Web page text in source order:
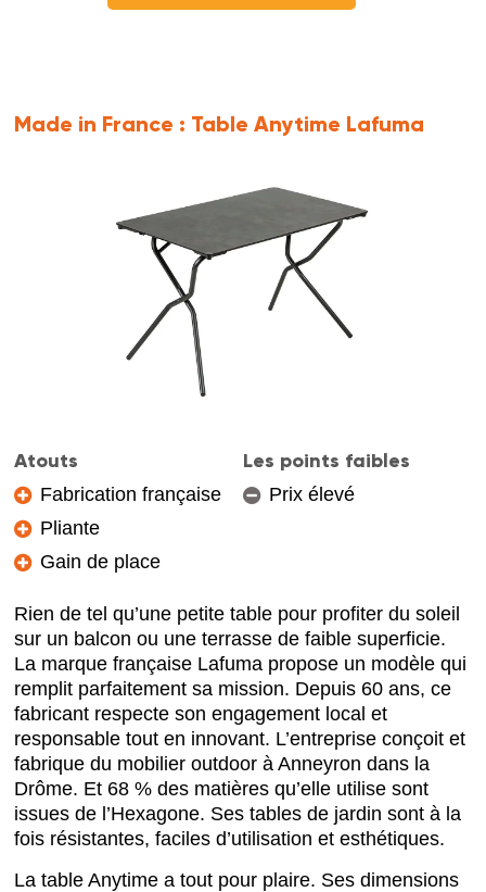
Made in France : Table Anytime Lafuma
Atouts
Fabrication française
Pliante
Gain de place
Les points faibles
Prix élevé
Rien de tel qu’une petite table pour profiter du soleil
sur un balcon ou une terrasse de faible superficie.
La marque française Lafuma propose un modèle qui
remplit parfaitement sa mission. Depuis 60 ans, ce
fabricant respecte son engagement local et
responsable tout en innovant. L’entreprise conçoit et
fabrique du mobilier outdoor à Anneyron dans la
Drôme. Et 68 % des matières qu’elle utilise sont
issues de l’Hexagone. Ses tables de jardin sont à la
fois résistantes, faciles d’utilisation et esthétiques.
La table Anytime a tout pour plaire. Ses dimensions